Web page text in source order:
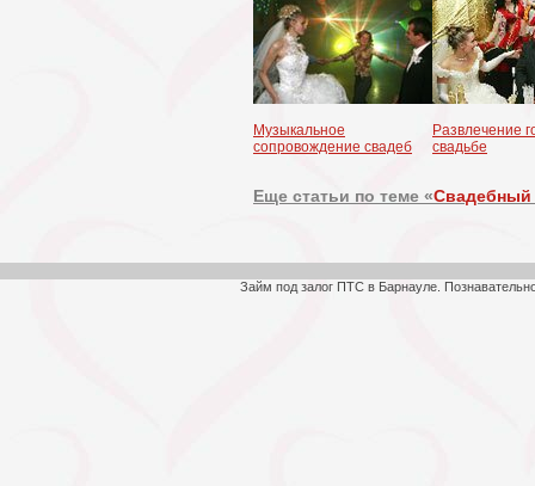
Музыкальное
сопровождение свадеб
Развлечение
свадьбе
Еще статьи по теме «Свадебный
Займ под залог ПТС в Барнауле.